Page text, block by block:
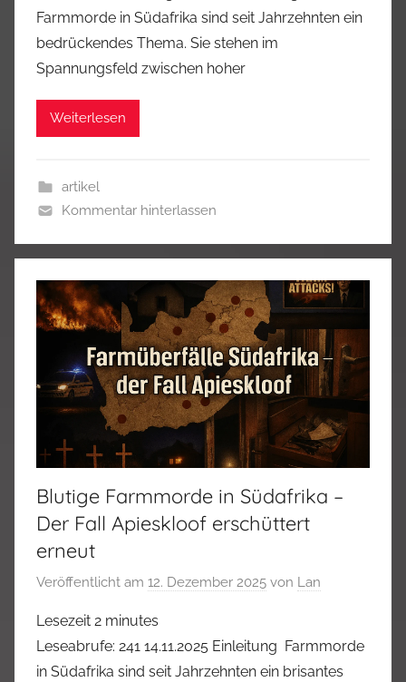
Farmmorde in Südafrika sind seit Jahrzehnten ein
bedrückendes Thema. Sie stehen im
Spannungsfeld zwischen hoher
Weiterlesen
artikel
Kommentar hinterlassen
Blutige Farmmorde in Südafrika –
Der Fall Apieskloof erschüttert
erneut
Veröffentlicht am 12. Dezember 2025 von Lan
Lesezeit 2 minutes
Leseabrufe: 241 14.11.2025 Einleitung Farmmorde
in Südafrika sind seit Jahrzehnten ein brisantes